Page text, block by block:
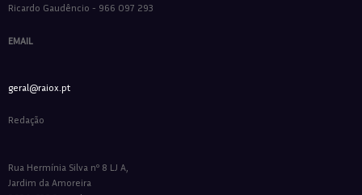
Ricardo Gaudêncio - 966 097 293
EMAIL
geral@raiox.pt
Redação
Rua Hermínia Silva nº 8 LJ A,
Jardim da Amoreira